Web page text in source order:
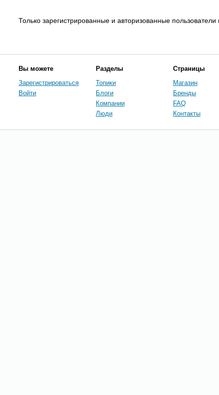
Только зарегистрированные и авторизованные
Вы можете
Зарегистрироваться
Войти
Разделы
Топики
Блоги
Компании
Люди
Страницы
Магазин
Бренды
FAQ
Контакты